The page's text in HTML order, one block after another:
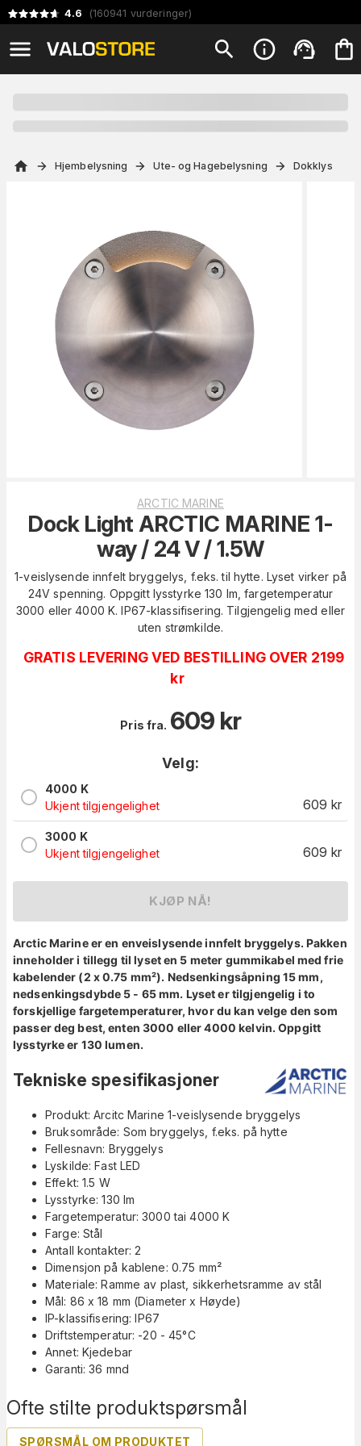
4.6 (160941 vurderinger)
Hjembelysning Ute- og Hagebelysning Dokklys
ARCTIC MARINE
Dock Light ARCTIC MARINE 1-
way / 24 V / 1.5W
1-veislysende innfelt bryggelys, f.eks. til hytte. Lyset virker på
24V spenning. Oppgitt lysstyrke 130 lm, fargetemperatur
3000 eller 4000 K. IP67-klassifisering. Tilgjengelig med eller
uten strømkilde.
GRATIS LEVERING VED BESTILLING OVER 2199
kr
Pris fra. 609 kr
Velg:
4000 K
Ukjent tilgjengelighet
609 kr
3000 K
Ukjent tilgjengelighet
609 kr
KJØP NÅ!
Ofte stilte produktspørsmål
SPØRSMÅL OM PRODUKTET
Arctic Marine er en enveislysende innfelt bryggelys. Pakken
inneholder i tillegg til lyset en 5 meter gummikabel med frie
kabelender (2 x 0.75 mm²). Nedsenkingsåpning 15 mm,
nedsenkingsdybde 5 - 65 mm. Lyset er tilgjengelig i to
forskjellige fargetemperaturer, hvor du kan velge den som
passer deg best, enten 3000 eller 4000 kelvin. Oppgitt
lysstyrke er 130 lumen.
Tekniske spesifikasjoner
Produkt: Arcitc Marine 1-veislysende bryggelys
Bruksområde: Som bryggelys, f.eks. på hytte
Fellesnavn: Bryggelys
Lyskilde: Fast LED
Effekt: 1.5 W
Lysstyrke: 130 lm
Fargetemperatur: 3000 tai 4000 K
Farge: Stål
Antall kontakter: 2
Dimensjon på kablene: 0.75 mm²
Materiale: Ramme av plast, sikkerhetsramme av stål
Mål: 86 x 18 mm (Diameter x Høyde)
IP-klassifisering: IP67
Driftstemperatur: -20 - 45°C
Annet: Kjedebar
Garanti: 36 mnd